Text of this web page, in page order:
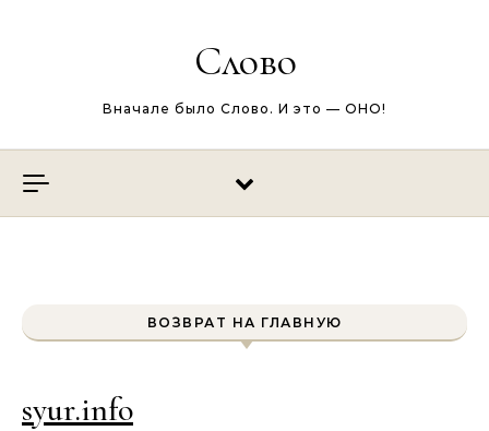
Слово
Вначале было Слово. И это — ОНО!
ВОЗВРАТ НА ГЛАВНУЮ
syur.info